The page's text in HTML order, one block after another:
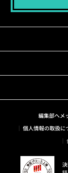
編集部へメ
個人情報の取扱に